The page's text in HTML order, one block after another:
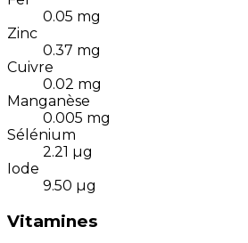
0.05 mg
Zinc
0.37 mg
Cuivre
0.02 mg
Manganèse
0.005 mg
Sélénium
2.21 µg
Iode
9.50 µg
Vitamines